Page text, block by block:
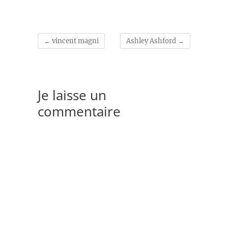
← vincent magni Ashley Ashford →
Je laisse un
commentaire